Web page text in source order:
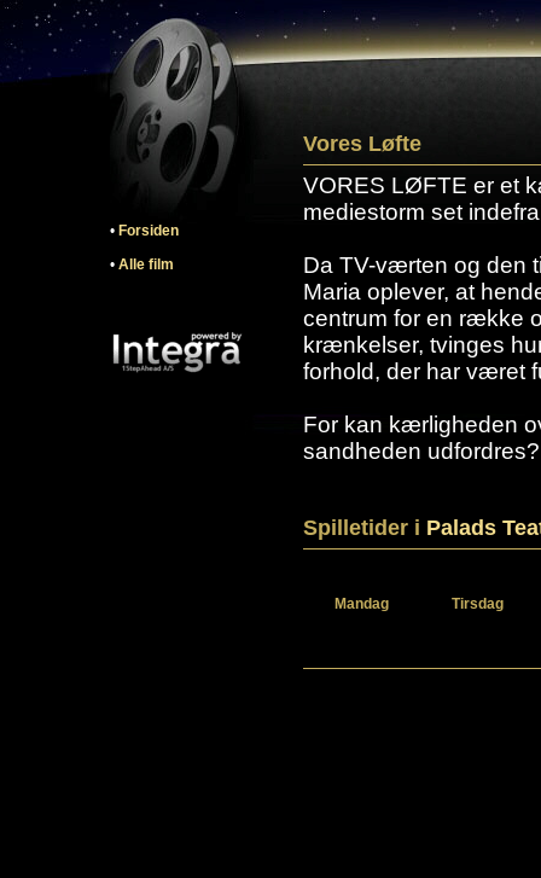
• Forsiden
• Alle film
Vores Løfte
VORES LØFTE er et
mediestorm set
Da TV-værten og den
Maria oplever, at
centrum for en række
krænkelser, tvinges
forhold, der har været
For kan kærligheden
sandheden udfordres?
Spilletider i Palads
Mandag Tirsdag